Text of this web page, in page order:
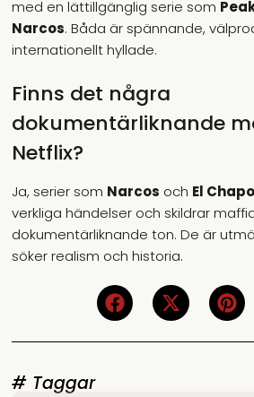
med en lättillgänglig serie som
Narcos. Båda är spännande,
internationellt hyllade.
Finns det några
dokumentärliknande
Netflix?
Ja, serier som Narcos och El Chapo
verkliga händelser och skildrar
dokumentärliknande ton. De är
söker realism och historia.
# Taggar